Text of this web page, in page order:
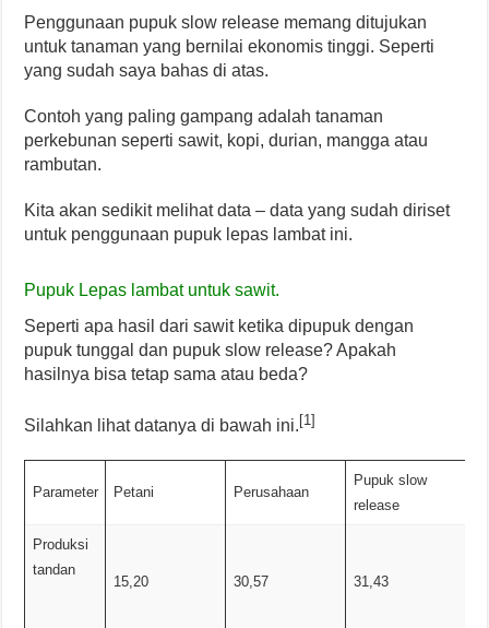
Penggunaan pupuk slow release memang ditujukan
untuk tanaman yang bernilai ekonomis tinggi. Seperti
yang sudah saya bahas di atas.
Contoh yang paling gampang adalah tanaman
perkebunan seperti sawit, kopi, durian, mangga atau
rambutan.
Kita akan sedikit melihat data – data yang sudah diriset
untuk penggunaan pupuk lepas lambat ini.
Pupuk Lepas lambat untuk sawit.
Seperti apa hasil dari sawit ketika dipupuk dengan
pupuk tunggal dan pupuk slow release? Apakah
hasilnya bisa tetap sama atau beda?
Silahkan lihat datanya di bawah ini. [1]
Parameter Petani Perusahaan
Pupuk slow
release
Produksi
tandan
15,20 30,57 31,43